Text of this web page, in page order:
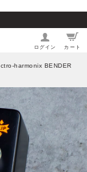
ログイン カート
harmonix BENDER